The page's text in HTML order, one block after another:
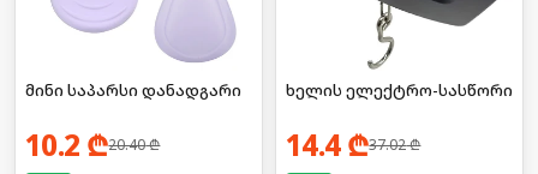
მინი საპარსი დანადგარი
10.2 ₾20.40₾
ხელის ელექტრო-სასწორი
14.4₾37.02₾